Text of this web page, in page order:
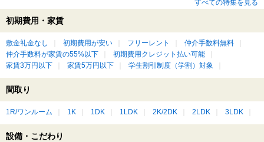
すべての特集を見る
初期費用・家賃
敷金礼金なし 初期費用が安い フリーレント
仲介手数料無料
仲介手数料が家賃の55%以下
初期費用クレジット払い可能
家賃3万円以下
家賃5万円以下 学生割引制度（学割）対象
間取り
1R/ワンルーム 1K 1DK 1LDK 2K/2DK 2LDK 3LDK
設備・こだわり